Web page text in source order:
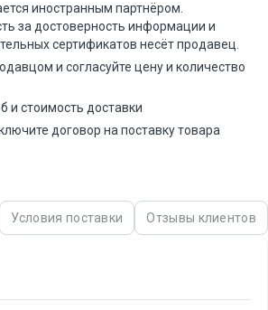
иностранным партнёром.
за достоверность информации и
сертификатов несёт продавец.
и согласуйте цену и количество
и стоимость доставки
договор на поставку товара
Условия поставки Отзывы клиентов